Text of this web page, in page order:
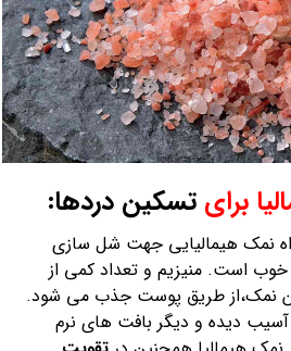
برایتسکین دردها:
نمک هیمالیایی جهت شل سازی
است. منیزیم و تعداد کمی از
نمک،از طریق پوست جذب می شود.
آسیب دیده و دیگر بافت های نرم